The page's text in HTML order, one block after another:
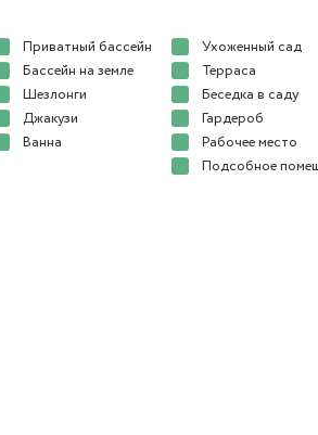
Приватный бассейн
Бассейн на земле
Шезлонги
Джакузи
Ванна
Ухоженный сад
Терраса
Беседка в саду
Гардероб
Рабочее место
Подсобное